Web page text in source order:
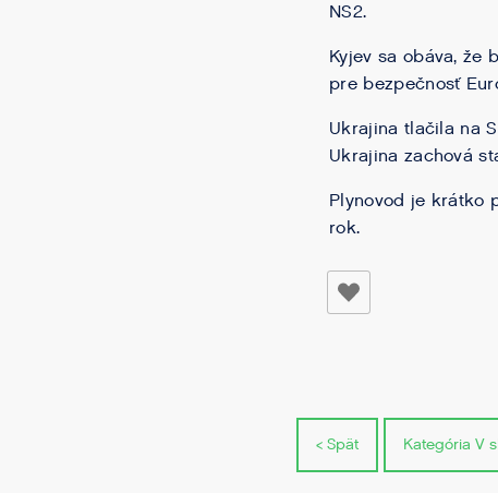
NS2.
Kyjev sa obáva, že
pre bezpečnosť
Ukrajina tlačila na
Ukrajina zachová
Plynovod je krátko
rok.
< Spät Kategória V